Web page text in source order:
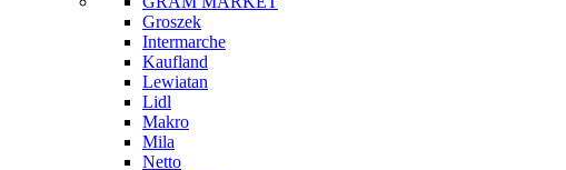
Groszek
Intermarche
Kaufland
Lewiatan
Lidl
Makro
Mila
Netto